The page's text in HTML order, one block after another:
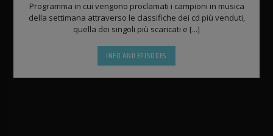
Programma in cui vengono proclamati i campioni in musica
della settimana attraverso le classifiche dei cd più venduti,
quella dei singoli più scaricati e [...]
INFO AND EPISODES